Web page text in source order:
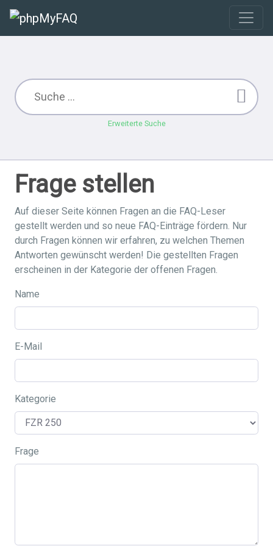
Erweiterte Suche
Frage stellen
Auf dieser Seite können Fragen an die FAQ-Leser
gestellt werden und so neue FAQ-Einträge fördern. Nur
durch Fragen können wir erfahren, zu welchen Themen
Antworten gewünscht werden! Die gestellten Fragen
erscheinen in der Kategorie der offenen Fragen.
Name
E-Mail
Kategorie
Frage